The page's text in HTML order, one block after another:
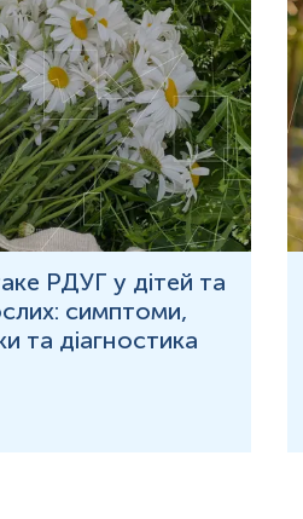
РДУГ у дітей та
симптоми,
та діагностика